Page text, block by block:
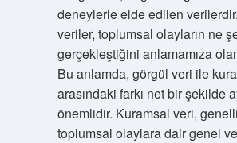
deneylerle elde edilen
veriler, toplumsal olayların ne
gerçekleştiğini anlamamıza
Bu anlamda, görgül veri ile
arasındaki farkı net bir şekilde
önemlidir. Kuramsal veri,
toplumsal olaylara dair genel